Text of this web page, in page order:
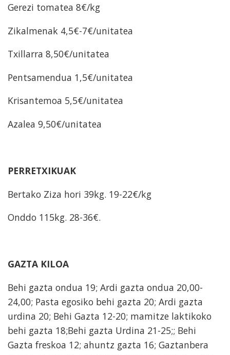
Gerezi tomatea 8€/kg
Zikalmenak 4,5€-7€/unitatea
Txillarra 8,50€/unitatea
Pentsamendua 1,5€/unitatea
Krisantemoa 5,5€/unitatea
Azalea 9,50€/unitatea
PERRETXIKUAK
Bertako Ziza hori 39kg. 19-22€/kg
Onddo 115kg. 28-36€.
GAZTA KILOA
Behi gazta ondua 19; Ardi gazta ondua 20,00-
24,00; Pasta egosiko behi gazta 20; Ardi gazta
urdina 20; Behi Gazta 12-20; mamitze laktikoko
behi gazta 18;Behi gazta Urdina 21-25;; Behi
Gazta freskoa 12; ahuntz gazta 16; Gaztanbera